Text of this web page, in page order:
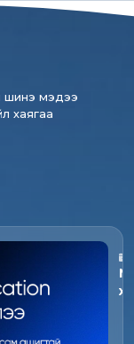
шинэ мэдээ
хаягаа